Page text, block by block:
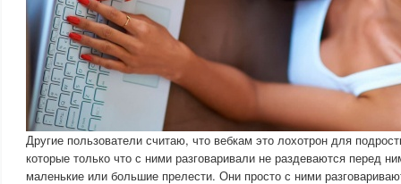
Другие пользователи считаю, что вебкам это лохотрон для
которые только что с ними разговаривали не раздеваются перед
маленькие или большие прелести. Они просто с ними